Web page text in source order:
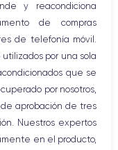
y reacondiciona
de compras
de telefonía móvil.
por una sola
que se
por nosotros,
aprobación de tres
Nuestros expertos
en el producto,